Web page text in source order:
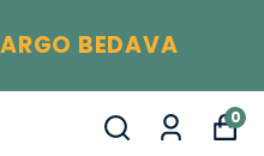
BEDAVA
0